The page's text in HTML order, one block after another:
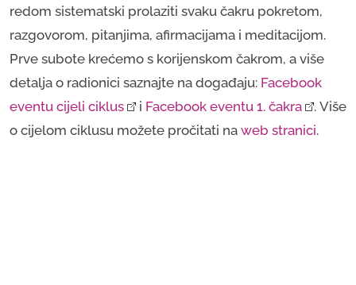
redom sistematski prolaziti svaku čakru pokretom,
razgovorom, pitanjima, afirmacijama i meditacijom.
Prve subote krećemo s korijenskom čakrom, a više
detalja o radionici saznajte na događaju: Facebook
eventu cijeli ciklus
i Facebook eventu 1. čakra
. Više
o cijelom ciklusu možete pročitati na web stranici.